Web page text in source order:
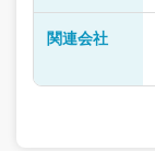
関連会社